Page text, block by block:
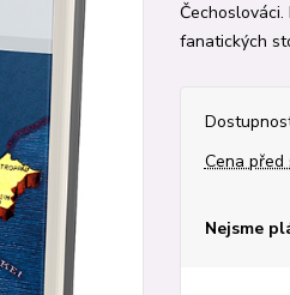
fanatických
Cena před
Nejsme